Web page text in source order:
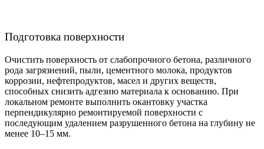
Подготовка поверхности
Очистить поверхность от слабопрочного бетона, различного
рода загрязнений, пыли, цементного молока, продуктов
коррозии, нефтепродуктов, масел и других веществ,
способных снизить адгезию материала к основанию. При
локальном ремонте выполнить окантовку участка
перпендикулярно ремонтируемой поверхности с
последующим удалением разрушенного бетона на глубину не
менее 10–15 мм.